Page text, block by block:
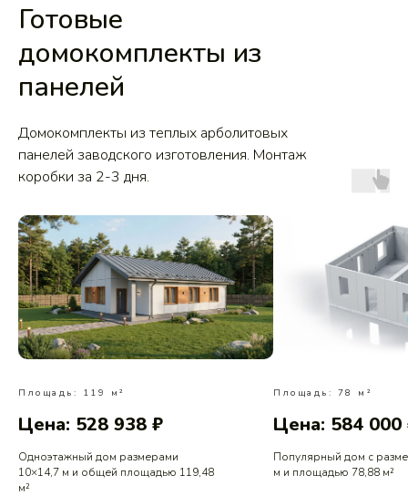
Готовые
домокомплекты из
панелей
Домокомплекты из теплых арболитовых
панелей заводского изготовления. Монтаж
коробки за 2-3 дня.
Площадь: 119 м²
Цена: 528 938 ₽
Одноэтажный дом размерами
10×14,7 м и общей площадью 119,48
м²
Площадь: 78 м²
Цена: 584 000
Популярный дом с
м и площадью 78,88 м²